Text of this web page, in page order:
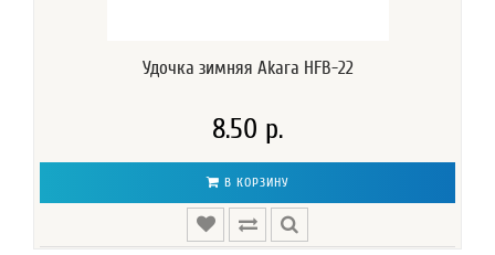
Удочка зимняя Akara HFB-22
8.50 р.
В КОРЗИНУ